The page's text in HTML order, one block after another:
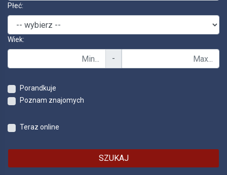
Płeć:
Wiek:
-
Porandkuje
Poznam znajomych
Teraz online
SZUKAJ